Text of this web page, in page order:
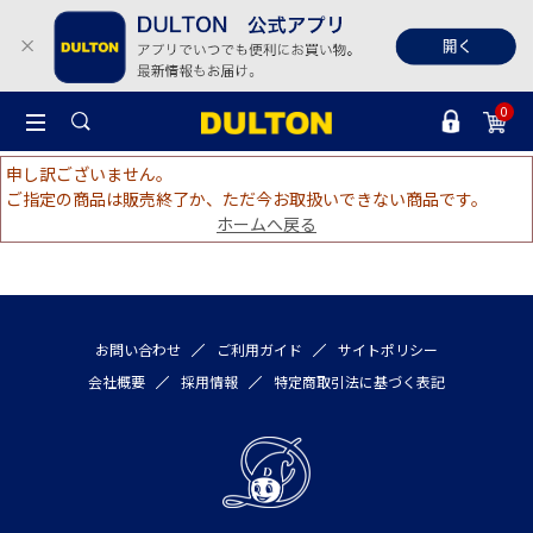
0
申し訳ございません。
ご指定の商品は販売終了か、ただ今お取扱いできない商品です。
ホームへ戻る
お問い合わせ ご利用ガイド
サイトポリシー
会社概要
採用情報 特定商取引法に基づく表記